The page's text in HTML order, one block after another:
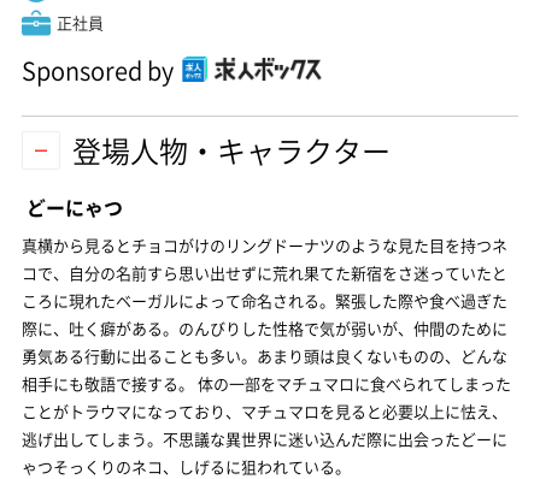
正社員
Sponsored by
登場人物・キャラクター
どーにゃつ
真横から見るとチョコがけのリングドーナツのような見た目を持つネ
コで、自分の名前すら思い出せずに荒れ果てた新宿をさ迷っていたと
ころに現れたベーガルによって命名される。緊張した際や食べ過ぎた
際に、吐く癖がある。のんびりした性格で気が弱いが、仲間のために
勇気ある行動に出ることも多い。あまり頭は良くないものの、どんな
相手にも敬語で接する。 体の一部をマチュマロに食べられてしまった
ことがトラウマになっており、マチュマロを見ると必要以上に怯え、
逃げ出してしまう。不思議な異世界に迷い込んだ際に出会ったどーに
ゃつそっくりのネコ、しげるに狙われている。